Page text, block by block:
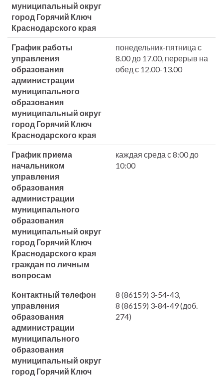
муниципальный округ
город Горячий Ключ
Краснодарского края
График работы
управления
образования
администрации
муниципального
образования
муниципальный округ
город Горячий Ключ
Краснодарского края
понедельник-пятница с
8.00 до 17.00, перерыв на
обед с 12.00-13.00
График приема
начальником
управления
образования
администрации
муниципального
образования
муниципальный округ
город Горячий Ключ
Краснодарского края
граждан по личным
вопросам
каждая среда с 8:00 до
10:00
Контактный телефон
управления
образования
администрации
муниципального
образования
муниципальный округ
город Горячий Ключ
8 (86159) 3-54-43,
8 (86159) 3-84-49 (доб.
274)